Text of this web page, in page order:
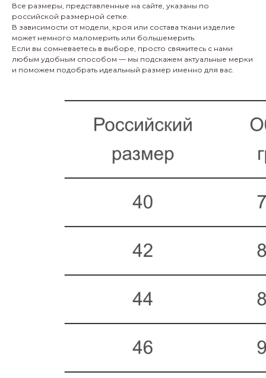
Все размеры, представленные на сайте, указаны по
российской размерной сетке.
В зависимости от модели, кроя или состава ткани изделие
может немного маломерить или большемерить.
Если вы сомневаетесь в выборе, просто свяжитесь с нами
любым удобным способом — мы подскажем актуальные мерки
и поможем подобрать идеальный размер именно для вас.